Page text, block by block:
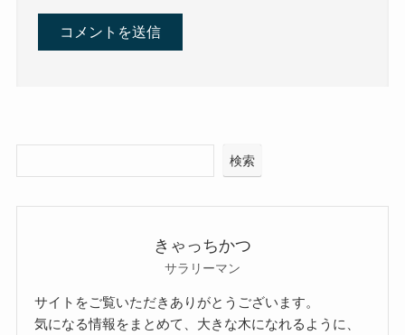
検索
きゃっちかつ
サラリーマン
サイトをご覧いただきありがとうございます。
気になる情報をまとめて、大きな木になれるように、